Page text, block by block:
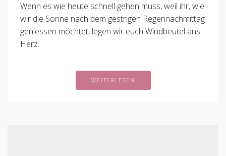
Wenn es wie heute schnell gehen muss, weil ihr, wie
wir die Sonne nach dem gestrigen Regennachmittag
geniessen möchtet, legen wir euch Windbeutel ans
Herz.
WEITERLESEN